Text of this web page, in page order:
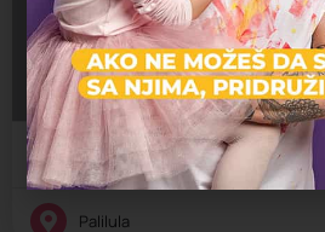
VESNA
Jaslice, Predškolsko, Vrtić
Padinska Skela, Srbija
Državni vrtić
Palilula